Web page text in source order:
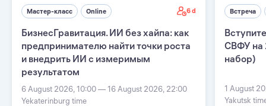
Мастер-класс Online 6 d
БизнесГравитация. ИИ без хайпа: как
предпринимателю найти точки роста
и внедрить ИИ с измеримым
результатом
6 August 2026, 10:00 — 16 August 2026, 22:00
Yekaterinburg time
Встреча
СВФУ на
набор)
1 August
Yakutsk